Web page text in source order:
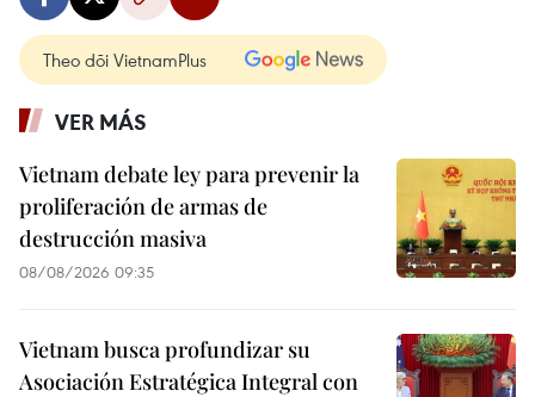
Theo dõi VietnamPlus
VER MÁS
Vietnam debate ley para prevenir la
proliferación de armas de
destrucción masiva
08/08/2026 09:35
Vietnam busca profundizar su
Asociación Estratégica Integral con